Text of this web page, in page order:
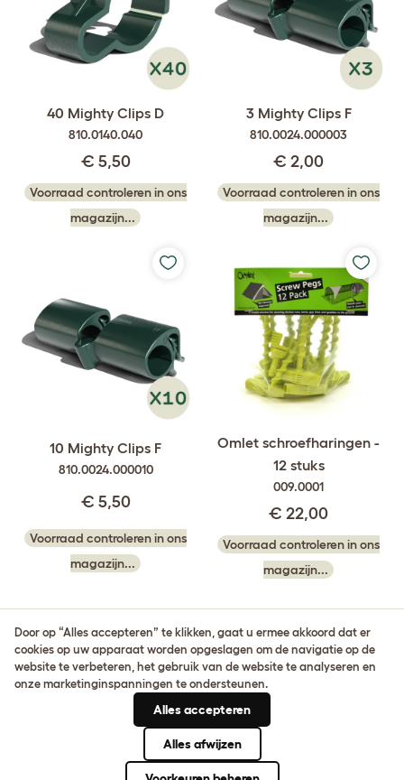
40 Mighty Clips D
810.0140.040
€ 5,50
Voorraad controleren in ons
magazijn...
3 Mighty Clips F
810.0024.000003
€ 2,00
Voorraad controleren in ons
magazijn...
10 Mighty Clips F
810.0024.000010
€ 5,50
Voorraad controleren in ons
magazijn...
Omlet schroefharingen -
12 stuks
009.0001
€ 22,00
Voorraad controleren in ons
magazijn...
Meld je aan voor onze nieuwsbrief en ontvang
Door op “Alles accepteren” te klikken, gaat u ermee akkoord dat er
cookies op uw apparaat worden opgeslagen om de navigatie op de
website te verbeteren, het gebruik van de website te analyseren en
onze marketinginspanningen te ondersteunen.
Alles accepteren
Alles afwijzen